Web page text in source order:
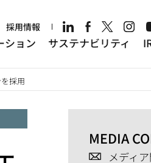
採用情報
ション サステナビリティ
採用
MEDIA
メディ